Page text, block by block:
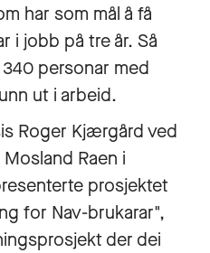
har som mål å få
i jobb på tre år. Så
personar med
ut i arbeid.
Roger Kjærgårdved
Raen i
prosjektet
for Nav-brukarar",
der dei